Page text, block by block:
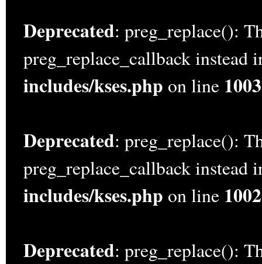
Deprecated: preg_replace():
preg_replace_callback instead
includes/kses.php on line 1003
Deprecated: preg_replace():
preg_replace_callback instead
includes/kses.php on line 1002
Deprecated: preg_replace():